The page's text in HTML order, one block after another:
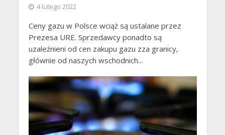
4 lutego 2022
Ceny gazu w Polsce wciąż są ustalane przez
Prezesa URE. Sprzedawcy ponadto są
uzależnieni od cen zakupu gazu zza granicy,
głównie od naszych wschodnich...